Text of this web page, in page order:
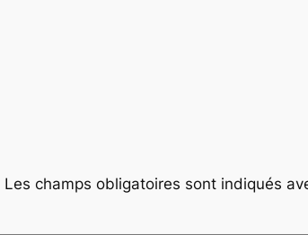
Les champs obligatoires sont indiqués